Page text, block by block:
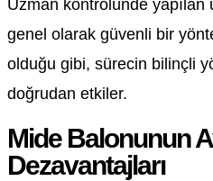
Uzman kontrolünde
genel olarak güvenli bir
olduğu gibi, sürecin bilinçli
doğrudan etkiler.
Mide Balonunun
Dezavantajları